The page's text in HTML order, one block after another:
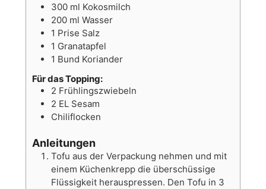
300 ml Kokosmilch
200 ml Wasser
1 Prise Salz
1 Granatapfel
1 Bund Koriander
Für das Topping:
2 Frühlingszwiebeln
2 EL Sesam
Chiliflocken
Anleitungen
Tofu aus der Verpackung nehmen und mit
einem Küchenkrepp die überschüssige
Flüssigkeit herauspressen. Den Tofu in 3